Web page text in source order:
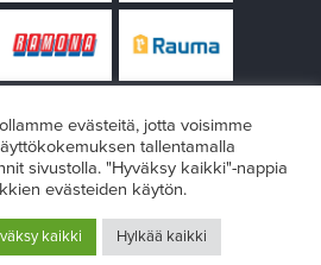
evästeitä, jotta voisimme
tallentamalla
sivustolla. "Hyväksy kaikki"-nappia
evästeiden käytön.
kaikki Hylkää kaikki